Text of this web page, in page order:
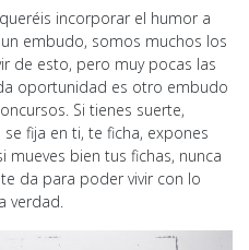
incorporar el humor a
embudo, somos muchos los
de esto, pero muy pocas las
oportunidad es otro embudo
Si tienes suerte,
fija en ti, te ficha, expones
mueves bien tus fichas, nunca
da para poder vivir con lo
verdad.